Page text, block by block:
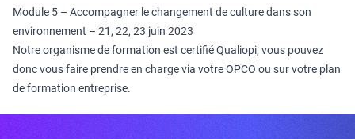
Module 5 – Accompagner le changement de culture dans son
environnement – 21, 22, 23 juin 2023
Notre organisme de formation est certifié Qualiopi, vous pouvez
donc vous faire prendre en charge via votre OPCO ou sur votre plan
de formation entreprise.